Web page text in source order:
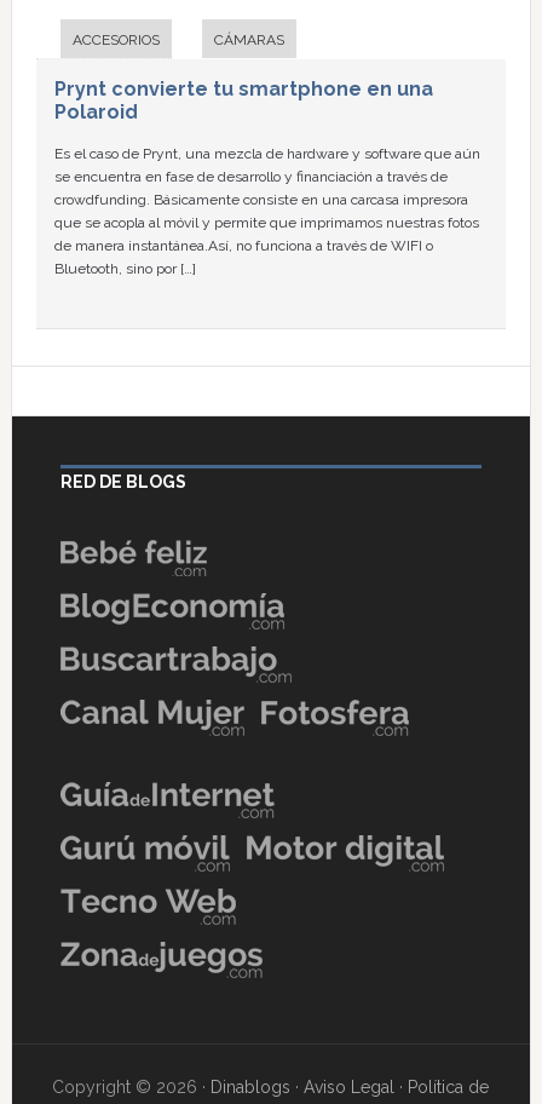
ACCESORIOS CÁMARAS
Prynt convierte tu smartphone en una
Polaroid
Es el caso de Prynt, una mezcla de hardware y software que aún
se encuentra en fase de desarrollo y financiación a través de
crowdfunding. Básicamente consiste en una carcasa impresora
que se acopla al móvil y permite que imprimamos nuestras fotos
de manera instantánea.Así, no funciona a través de WIFI o
Bluetooth, sino por […]
RED DE BLOGS
Copyright © 2026 · Dinablogs ·Aviso Legal · Política de